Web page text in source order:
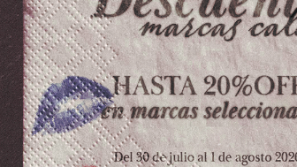
copia de la misma.
original y en las mismas condiciones
de 5 días calendario contados a partir
promocionales al cumplimiento
del Consumidor y se dictan otras